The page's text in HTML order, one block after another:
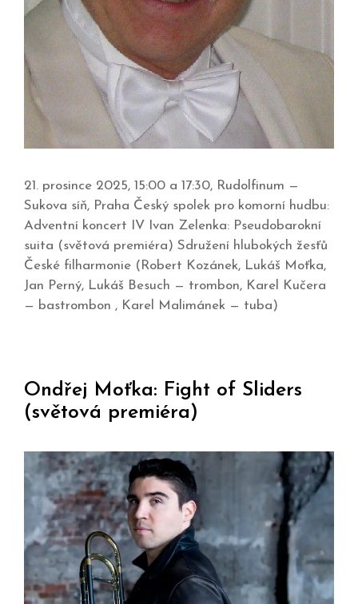
21. prosince 2025, 15:00 a 17:30, Rudolfinum —
Sukova síň, Praha Český spolek pro komorní hudbu:
Adventní koncert IV Ivan Zelenka: Pseudobarokní
suita (světová premiéra) Sdružení hlubokých žesťů
České filharmonie (Robert Kozánek, Lukáš Moťka,
Jan Perný, Lukáš Besuch — trombon, Karel Kučera
— bastrombon , Karel Malimánek — tuba)
Ondřej Moťka: Fight of Sliders
(světová premiéra)